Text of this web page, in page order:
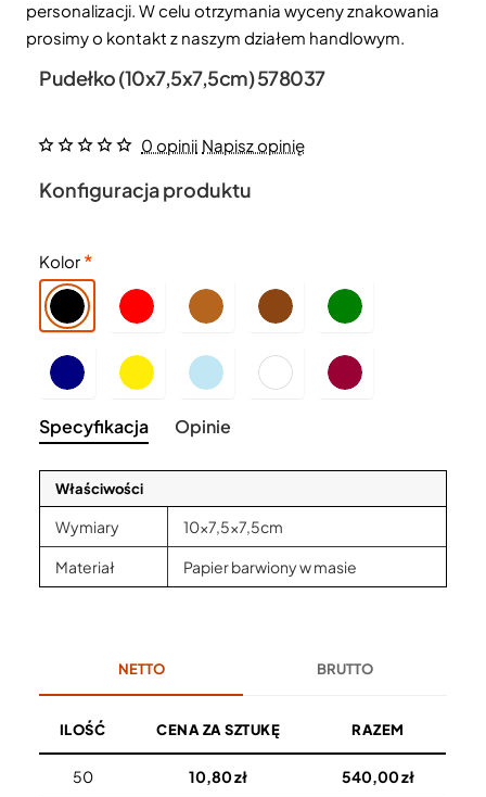
personalizacji. W celu otrzymania wyceny znakowania
prosimy o kontakt z naszym działem handlowym.
Pudełko (10x7,5x7,5cm) 578037
0 opinii Napisz opinię
Konfiguracja produktu
Kolor
Specyfikacja Opinie
Właściwości
Wymiary 10x7,5x7,5cm
Materiał Papier barwiony w masie
NETTO BRUTTO
ILOŚĆ CENA ZA SZTUKĘ RAZEM
50 10,80 zł 540,00 zł